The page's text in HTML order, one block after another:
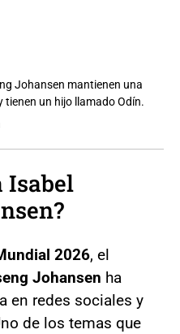
Johansen mantienen una
tienen un hijo llamado Odín.
Isabel
2026, el
Johansen ha
en redes sociales y
de los temas que